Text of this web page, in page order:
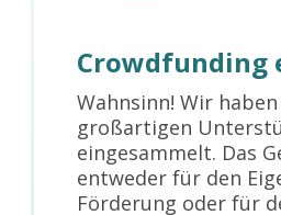
Crowdfunding
Wahnsinn! Wir
großartigen
eingesammelt. Das
entweder für den
Förderung oder für